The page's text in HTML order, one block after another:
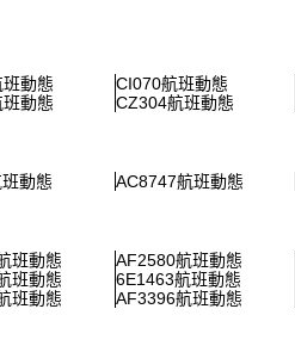
動態 CI070航班動態
動態
CZ304航班動態
動態 AC8747航班動態
班動態 AF2580航班動態
班動態
6E1463航班動態
班動態
AF3396航班動態